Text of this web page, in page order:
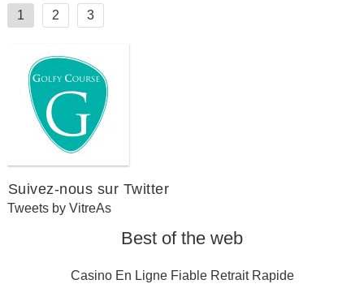
Navigation
des
1 2 3
Suivez-nous sur Twitter
Tweets by VitreAs
Best of the web
Casino En Ligne Fiable Retrait Rapide